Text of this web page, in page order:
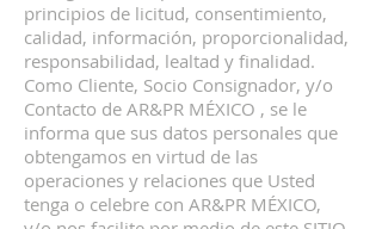
principios de licitud, consentimiento,
calidad, información, proporcionalidad,
responsabilidad, lealtad y finalidad.
Como Cliente, Socio Consignador, y/o
Contacto de AR&PR MÉXICO , se le
informa que sus datos personales que
obtengamos en virtud de las
operaciones y relaciones que Usted
tenga o celebre con AR&PR MÉXICO,